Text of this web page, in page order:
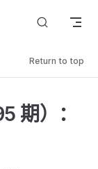
Return to top
期）：